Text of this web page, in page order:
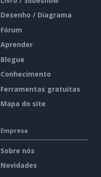
Desenho / Diagrama
Fórum
Aprender
Blogue
Conhecimento
Ferramentas gratuitas
Mapa do site
Empresa
Sobre nós
Novidades